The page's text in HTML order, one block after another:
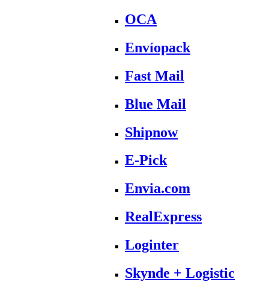
OCA
Envíopack
Fast Mail
Blue Mail
Shipnow
E-Pick
Envia.com
RealExpress
Loginter
Skynde + Logistic